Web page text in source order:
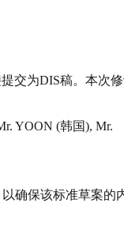
交为DIS稿。本次
YOON (韩国), Mr.
确保该标准草案的